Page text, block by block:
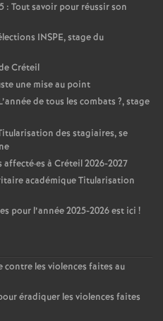
: Tout savoir pour réussir son
INSPE, stage du
Créteil
une mise au point
de tous les combats ?, stage
des stagiaires, se
affecté·es à Créteil 2026-2027
académique Titularisation
es pour l’année 2025-2026 est ici !
les violences faites au
éradiquer les violences faites